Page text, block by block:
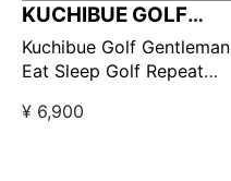
KUCHIBUE GOLF
GENTLEMAN
Kuchibue Golf Gentleman
Eat Sleep Golf Repeat
Natural × Dark Green
¥ 6,900